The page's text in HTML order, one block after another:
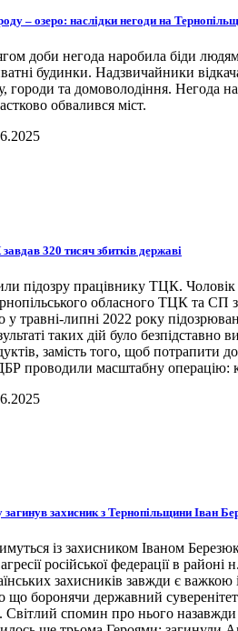
– озеро: наслідки негоди на
доби негода наробила біди
будинки. Надзвичайники
городи та домоволодіння. Негода
обвалився міст.
320 тисяч збитків державі
підозру працівнику ТЦК.
обласного ТЦК та СП
у травні-липні 2022 року
таких дій було
замість того, щоб потрапити
проводили масштабну операцію:
захисник з Тернопільщини Іван
із захисником Іваном
російської федерації в
захисників завжди є
що боронячи державний
Світлий спомин про нього